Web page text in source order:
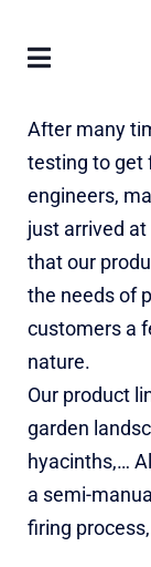
After many
testing to get
engineers,
just arrived at
that our
the needs of
customers a
nature.
Our product
garden
hyacinths,…
a semi-
firing